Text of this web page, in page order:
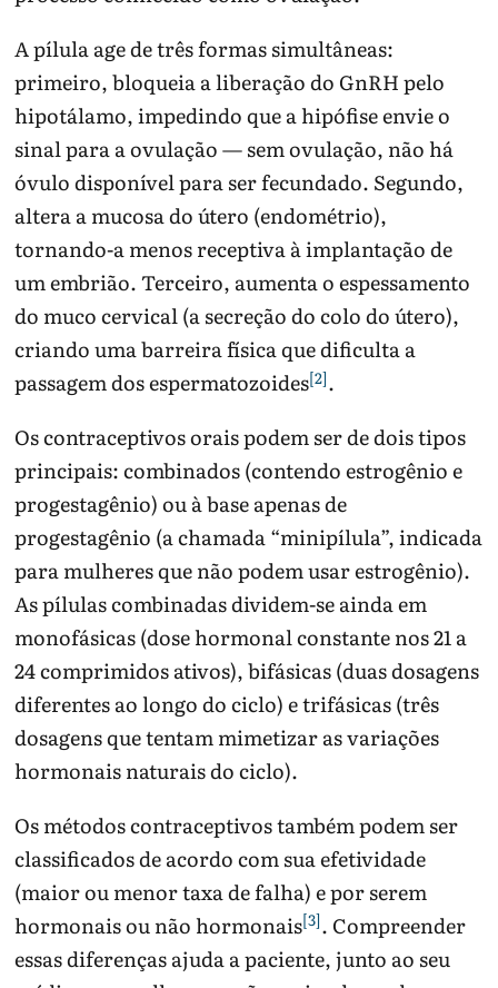
A pílula age de três formas simultâneas:
primeiro, bloqueia a liberação do GnRH pelo
hipotálamo, impedindo que a hipófise envie o
sinal para a ovulação — sem ovulação, não há
óvulo disponível para ser fecundado. Segundo,
altera a mucosa do útero (endométrio),
tornando-a menos receptiva à implantação de
um embrião. Terceiro, aumenta o espessamento
do muco cervical (a secreção do colo do útero),
criando uma barreira física que dificulta a
passagem dos espermatozoides[2].
Os contraceptivos orais podem ser de dois tipos
principais: combinados (contendo estrogênio e
progestagênio) ou à base apenas de
progestagênio (a chamada “minipílula”, indicada
para mulheres que não podem usar estrogênio).
As pílulas combinadas dividem-se ainda em
monofásicas (dose hormonal constante nos 21 a
24 comprimidos ativos), bifásicas (duas dosagens
diferentes ao longo do ciclo) e trifásicas (três
dosagens que tentam mimetizar as variações
hormonais naturais do ciclo).
Os métodos contraceptivos também podem ser
classificados de acordo com sua efetividade
(maior ou menor taxa de falha) e por serem
hormonais ou não hormonais[3]. Compreender
essas diferenças ajuda a paciente, junto ao seu